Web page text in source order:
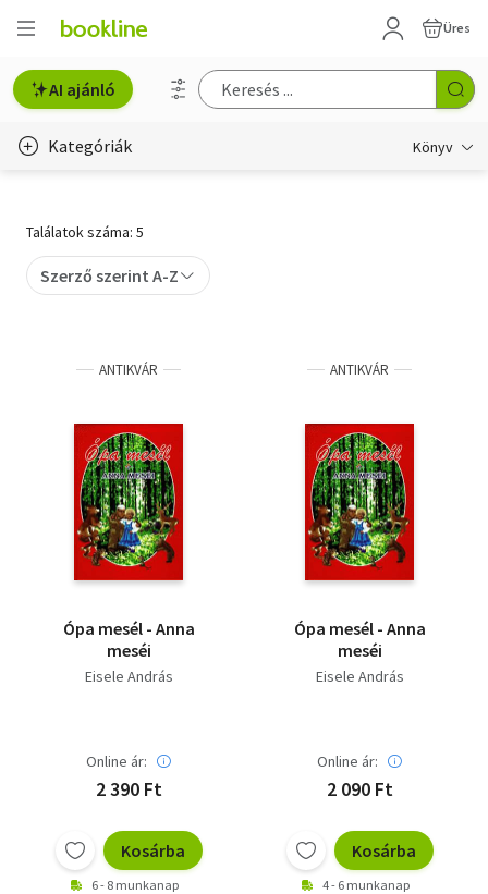
Üres
AI ajánló
Kategóriák Könyv
Gyermek- és ifjúsági
Művészet
Szakkönyv
Szótár, nyelvkönyv
Tankönyv, segédkönyv
Társadalomtudomány
Természettudomány
Találatok száma: 5
Szerző szerint A-Z
ANTIKVÁR
Ópa mesél - Anna
meséi
Eisele András
Online ár:
2 390 Ft
Kosárba
6 - 8 munkanap
ANTIKVÁR
Ópa mesél - Anna
meséi
Eisele András
Online ár:
2 090 Ft
Kosárba
4 - 6 munkanap